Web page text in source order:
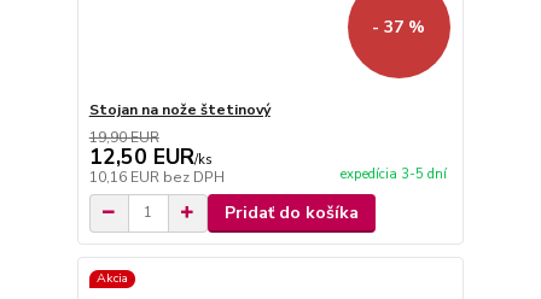
- 37 %
Stojan na nože štetinový
19,90 EUR
12,50 EUR/ks
10,16 EUR bez DPH expedícia 3-5 dní
Pridať do košíka
Akcia